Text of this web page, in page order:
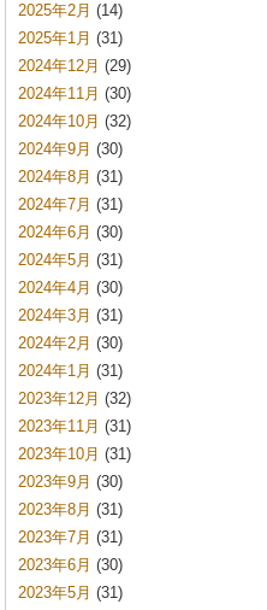
2025年2月 (14)
2025年1月 (31)
2024年12月 (29)
2024年11月 (30)
2024年10月 (32)
2024年9月 (30)
2024年8月 (31)
2024年7月 (31)
2024年6月 (30)
2024年5月 (31)
2024年4月 (30)
2024年3月 (31)
2024年2月 (30)
2024年1月 (31)
2023年12月 (32)
2023年11月 (31)
2023年10月 (31)
2023年9月 (30)
2023年8月 (31)
2023年7月 (31)
2023年6月 (30)
2023年5月 (31)